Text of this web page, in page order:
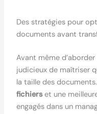
Des stratégies pour
documents avant
Avant même
judicieux de maîtriser
la taille des
fichierset une
engagés dans un